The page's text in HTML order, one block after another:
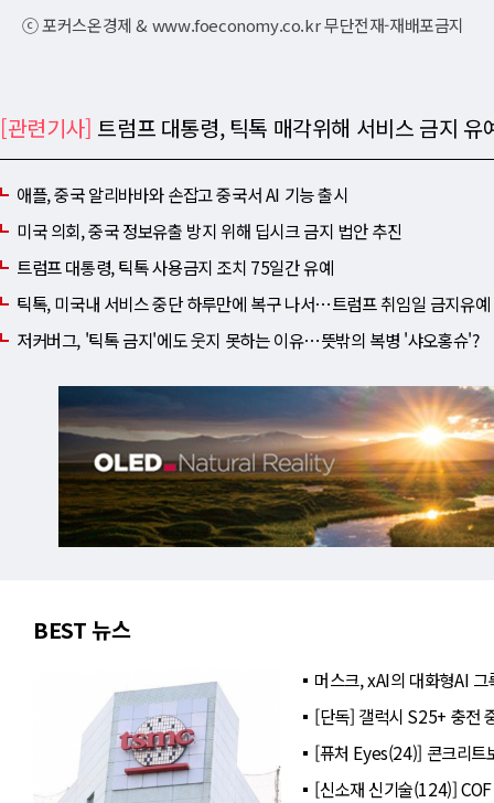
ⓒ 포커스온경제 & www.foeconomy.co.kr 무단전재-재배포금지
[관련기사] 트럼프 대통령, 틱톡 매각위해 서비스 금지 유
애플, 중국 알리바바와 손잡고 중국서 AI 기능 출시
미국 의회, 중국 정보유출 방지 위해 딥시크 금지 법안 추진
트럼프 대통령, 틱톡 사용금지 조치 75일간 유예
틱톡, 미국내 서비스 중단 하루만에 복구 나서⋯트럼프 취임일 금지유예
저커버그, '틱톡 금지'에도 웃지 못하는 이유⋯뜻밖의 복병 '샤오홍슈'?
BEST 뉴스
머스크, xAI의 대화형AI
[단독] 갤럭시 S25+ 충전
[퓨처 Eyes(24)] 콘크리트
[신소재 신기술(124)]